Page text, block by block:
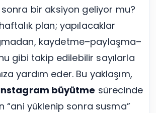
bir aksiyon geliyor mu?
plan; yapılacaklar
kaydetme–paylaşma–
gibi takip edilebilir sayılarla
yardım eder. Bu yaklaşım,
büyütme sürecinde
“ani yüklenip sonra susma”